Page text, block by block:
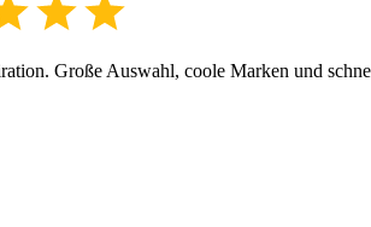
Große Auswahl, coole Marken und